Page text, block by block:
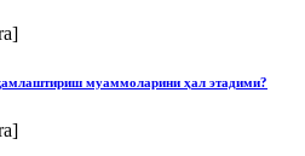
муаммоларини ҳал этадими?